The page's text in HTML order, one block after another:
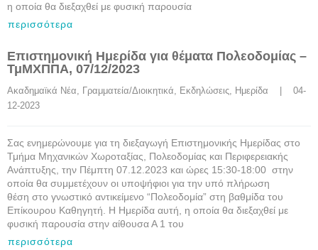
η οποία θα διεξαχθεί με φυσική παρουσία
περισσότερα
Επιστημονική Ημερίδα για θέματα Πολεοδομίας –
ΤμΜΧΠΠΑ, 07/12/2023
Ακαδημαϊκά Νέα, Γραμματεία/Διοικητικά, Εκδηλώσεις, Ημερίδα
    |    04-
12-2023
Σας ενημερώνουμε για τη διεξαγωγή Επιστημονικής Ημερίδας στο
Τμήμα Μηχανικών Χωροταξίας, Πολεοδομίας και Περιφερειακής
Ανάπτυξης, την Πέμπτη 07.12.2023 και ώρες 15:30-18:00 στην
οποία θα συμμετέχουν οι υποψήφιοι για την υπό πλήρωση
θέση στο γνωστικό αντικείμενο “Πολεοδομία” στη βαθμίδα του
Επίκουρου Καθηγητή. Η Ημερίδα αυτή, η οποία θα διεξαχθεί με
φυσική παρουσία στην αίθουσα Α 1 του
περισσότερα